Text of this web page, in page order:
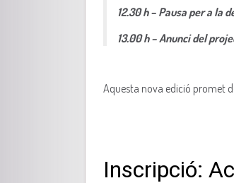
12.30 h – Pausa per a la
13.00 h – Anunci del
Aquesta nova edició promet